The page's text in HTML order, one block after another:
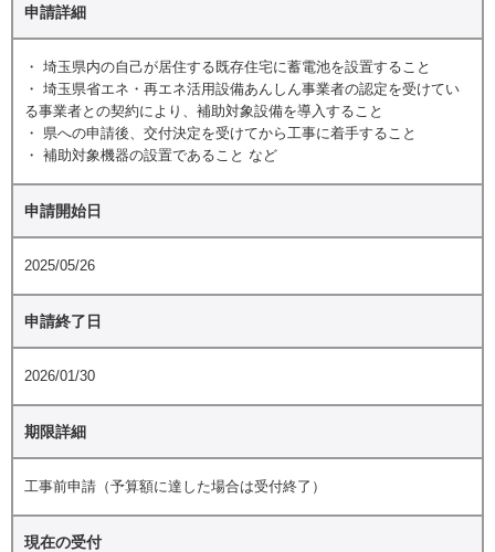
申請詳細
・ 埼玉県内の自己が居住する既存住宅に蓄電池を設置すること
・ 埼玉県省エネ・再エネ活用設備あんしん事業者の認定を受けてい
る事業者との契約により、補助対象設備を導入すること
・ 県への申請後、交付決定を受けてから工事に着手すること
・ 補助対象機器の設置であること など
申請開始日
2025/05/26
申請終了日
2026/01/30
期限詳細
工事前申請（予算額に達した場合は受付終了）
現在の受付